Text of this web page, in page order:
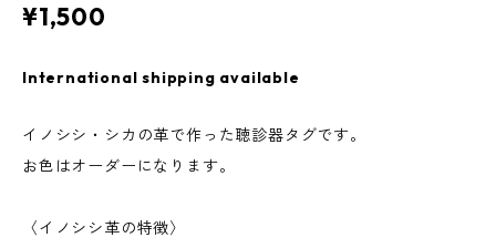
¥1,500
International shipping available
イノシシ・シカの革で作った聴診器タグです。
お色はオーダーになります。
〈イノシシ革の特徴〉